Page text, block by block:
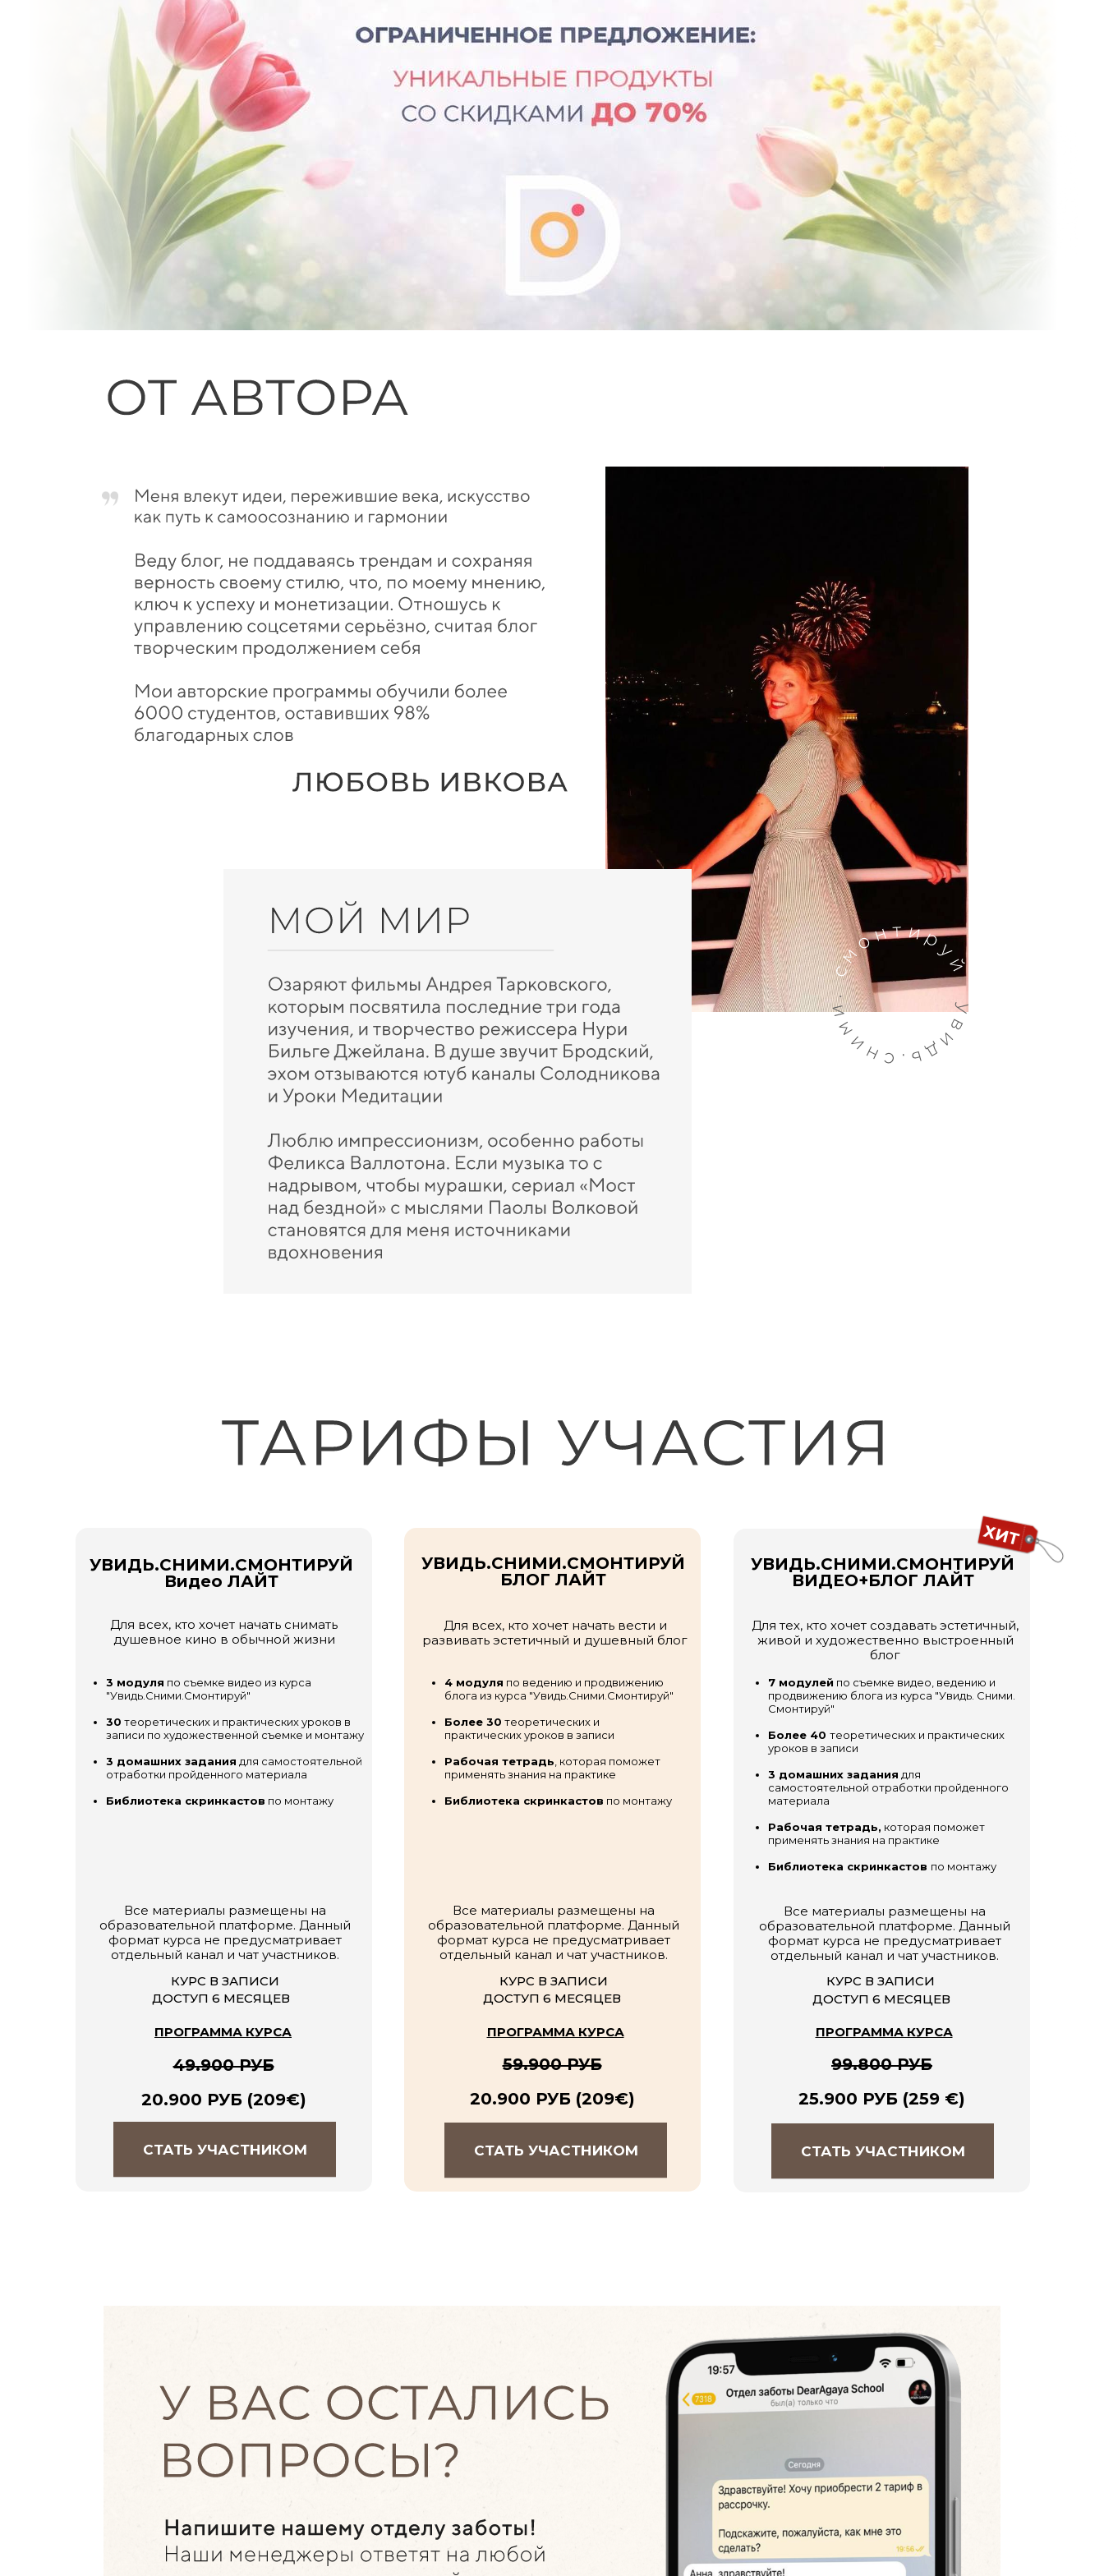
ОГРАНИЧЕННОЕ ПРЕДЛОЖЕНИЕ:
УНИКАЛЬНЫЕ ПРОДУКТЫ СО
СКИДКАМИ ДО 70%
Для тех, кто хочет создавать эстетичный,
живой и художественно выстроенный
блог
Все материалы размещены на
образовательной платформе. Данный
формат курса не предусматривает
отдельный канал и чат участников.
7 модулей по съемке видео, ведению и
продвижению блога из курса "Увидь. Сними.
Смонтируй"
Более 40 теоретических и практических
уроков в записи
3 домашних задания для
самостоятельной отработки пройденного
материала
Рабочая тетрадь, которая поможет
применять знания на практике
Библиотека скринкастов по монтажу
ПРОГРАММА КУРСА
КУРС В ЗАПИСИ
КУРС В ЗАПИСИ
Для всех, кто хочет начать вести и
развивать эстетичный и душевный блог
Все материалы размещены на
образовательной платформе. Данный
формат курса не предусматривает
отдельный канал и чат участников.
4 модуля по ведению и продвижению
блога из курса "Увидь.Сними.Смонтируй"
Более 30 теоретических и
практических уроков в записи
Рабочая тетрадь , которая поможет
применять знания на практике
Библиотека скринкастов по монтажу
ПРОГРАММА КУРСА
КУРС В ЗАПИСИ
Для всех, кто хочет начать снимать
душевное кино в обычной жизни
ЭКСПЕРТЫ ВОРКШОПА:
Любовь Ивкова (@dearagaya)
Татьяна Шибанова, продюсер школы
(@tatyana.shibanova)
Все материалы размещены на
образовательной платформе. Данный
формат курса не предусматривает
отдельный канал и чат участников.
3 модуля по съемке видео из курса
"Увидь.Сними.Смонтируй"
30 теоретических и практических уроков в
записи по художественной съемке и монтажу
3 домашних задания для самостоятельной
отработки пройденного материала
Библиотека скринкастов по монтажу
ПРОГРАММА КУРСА
УВИДЬ.СНИМИ.СМОНТИРУЙ
Видео ЛАЙТ
ДОСТУП 6 МЕСЯЦЕВ
Доп.материалыпо креативному монтажу
словами и подключению бота
с 50-ью заголовками
ДОСТУП 6 МЕСЯЦЕВ
ДОСТУП 6 МЕСЯЦЕВ
ПРАКТИКУМ В ЗАПИСИ
(Длительность: 3 часа)
Файл
композициями для атмосферный видео
Для тех, кто хочет создать новогоднюю
атмосферу, вернуться к себе как к
творцу и снять своё видео, сохранив
это вдохновение надолго.
3 творческих задания
в практических
Доступ к каналу с музыкой
новогодней подборке треков
УВИДЬ.СНИМИ.СМОНТИРУЙ
БЛОГ ЛАЙТ
УВИДЬ.СНИМИ.СМОНТИРУЙ
ВИДЕО+БЛОГ ЛАЙТ
49.900 РУБ
20.900 РУБ (209€)
59.900 РУБ
20.900 РУБ (209€)
99.800 РУБ
25.900 РУБ (259 €)
СТАТЬ УЧАСТНИКОМ СТАТЬ УЧАСТНИКОМ СТАТЬ УЧАСТНИКОМ
НОВОГОДНЯЯ СЪЕМКА
СНИМАЙ.ТАНЦУЙ.МОНТИРУЙ
Любы, с возможностью задавать вопросы по
ХИТ